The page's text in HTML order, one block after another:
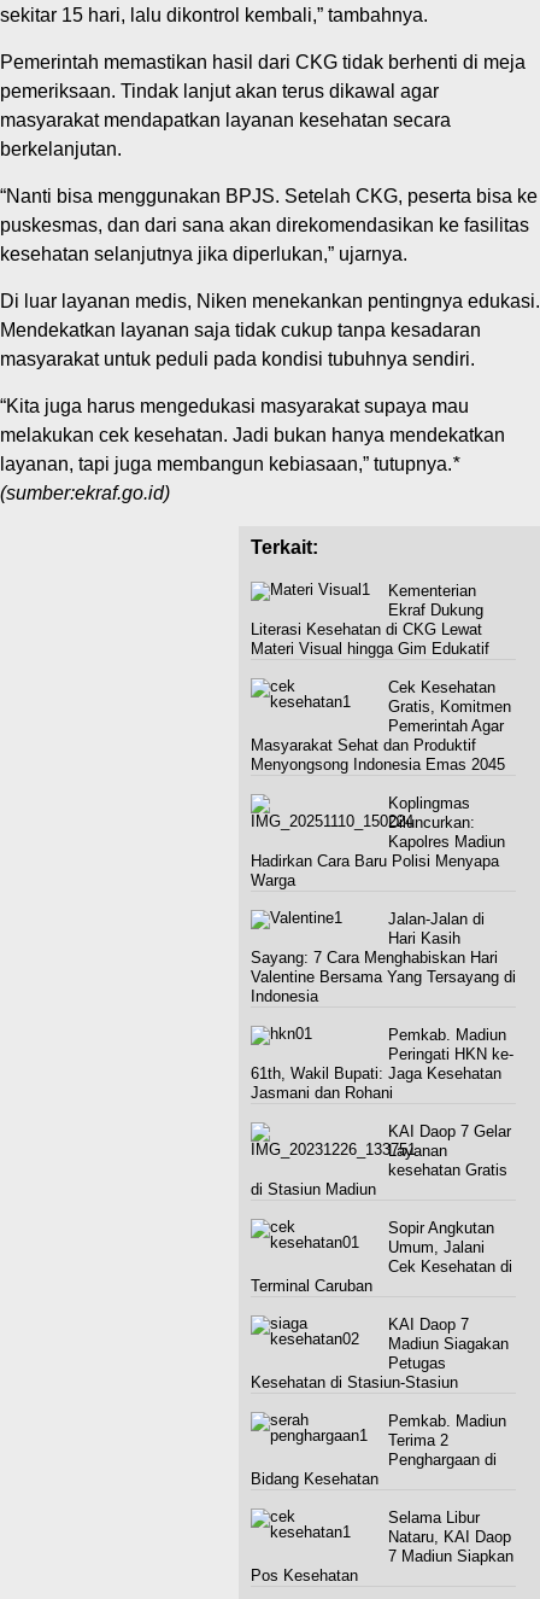
sekitar 15 hari, lalu dikontrol kembali,” tambahnya.
Pemerintah memastikan hasil dari CKG tidak berhenti di meja
pemeriksaan. Tindak lanjut akan terus dikawal agar
masyarakat mendapatkan layanan kesehatan secara
berkelanjutan.
“Nanti bisa menggunakan BPJS. Setelah CKG, peserta bisa ke
puskesmas, dan dari sana akan direkomendasikan ke fasilitas
kesehatan selanjutnya jika diperlukan,” ujarnya.
Di luar layanan medis, Niken menekankan pentingnya edukasi.
Mendekatkan layanan saja tidak cukup tanpa kesadaran
masyarakat untuk peduli pada kondisi tubuhnya sendiri.
“Kita juga harus mengedukasi masyarakat supaya mau
melakukan cek kesehatan. Jadi bukan hanya mendekatkan
layanan, tapi juga membangun kebiasaan,” tutupnya.*
(sumber:ekraf.go.id)
Terkait:
Kementerian
Ekraf Dukung
Literasi Kesehatan di CKG Lewat
Materi Visual hingga Gim Edukatif
Cek Kesehatan
Gratis, Komitmen
Pemerintah Agar
Masyarakat Sehat dan Produktif
Menyongsong Indonesia Emas 2045
Koplingmas
Diluncurkan:
Kapolres Madiun
Hadirkan Cara Baru Polisi Menyapa
Warga
Jalan-Jalan di
Hari Kasih
Sayang: 7 Cara Menghabiskan Hari
Valentine Bersama Yang Tersayang di
Indonesia
Pemkab. Madiun
Peringati HKN ke-
61th, Wakil Bupati: Jaga Kesehatan
Jasmani dan Rohani
KAI Daop 7 Gelar
Layanan
kesehatan Gratis
di Stasiun Madiun
Sopir Angkutan
Umum, Jalani
Cek Kesehatan di
Terminal Caruban
KAI Daop 7
Madiun Siagakan
Petugas
Kesehatan di Stasiun-Stasiun
Pemkab. Madiun
Terima 2
Penghargaan di
Bidang Kesehatan
Selama Libur
Nataru, KAI Daop
7 Madiun Siapkan
Pos Kesehatan